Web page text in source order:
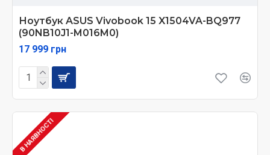
Ноутбук ASUS Vivobook 15 X1504VA-BQ977
(90NB10J1-M016M0)
17 999 грн
В НАЯВНОСТІ